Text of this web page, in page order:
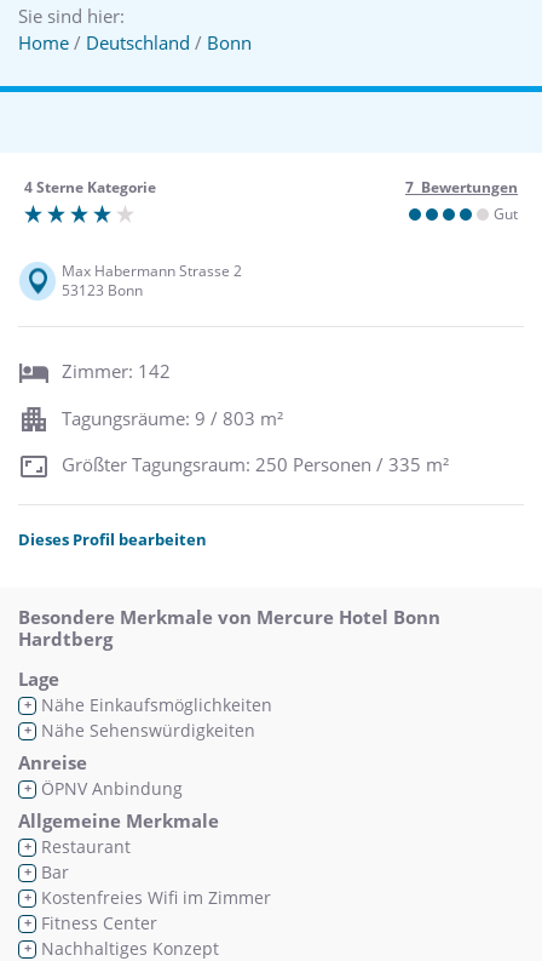
Sie sind hier:
Home / Deutschland / Bonn
4 Sterne Kategorie
7 Bewertungen
Gut
Max Habermann Strasse 2
53123 Bonn
Zimmer: 142
Tagungsräume: 9 / 803 m²
Größter Tagungsraum: 250 Personen / 335 m²
Dieses Profil bearbeiten
Besondere Merkmale von Mercure Hotel Bonn
Hardtberg
Lage
+ Nähe Einkaufsmöglichkeiten
+ Nähe Sehenswürdigkeiten
Anreise
+ ÖPNV Anbindung
Allgemeine Merkmale
+ Restaurant
+ Bar
+ Kostenfreies Wifi im Zimmer
+ Fitness Center
+ Nachhaltiges Konzept